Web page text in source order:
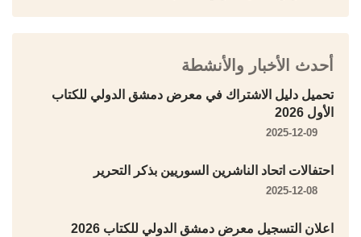
أحدث الأخبار والأنشطة
تحميل دليل الاشتراك في معرض دمشق الدولي للكتاب
الأول 2026
2025-12-09
احتفالات اتحاد الناشرين السوريين بذكر التحرير
2025-12-08
اعلان التسجيل معرض دمشق الدولي للكتاب 2026